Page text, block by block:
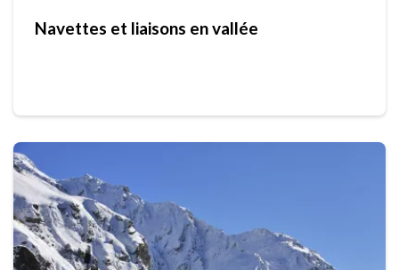
Navettes et liaisons en vallée